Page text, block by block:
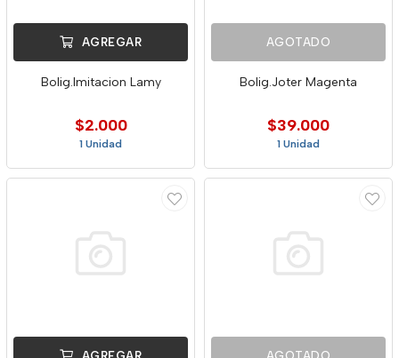
AGREGAR
Bolig.Imitacion Lamy
$2.000
1 Unidad
AGOTADO
Bolig.Joter Magenta
$39.000
1 Unidad